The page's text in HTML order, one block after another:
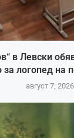
в Левски
за логопед на
август 7, 2026